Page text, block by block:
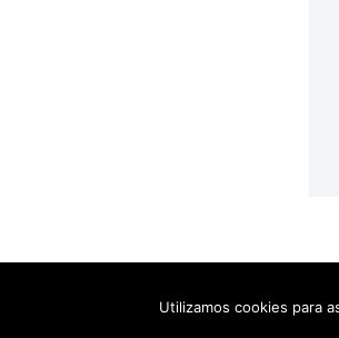
Utilizamos cookies para